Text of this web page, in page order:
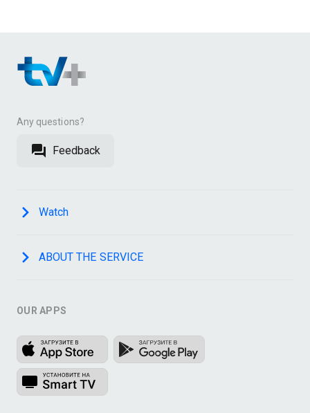
Any questions?
Feedback
Watch
ABOUT THE SERVICE
OUR APPS